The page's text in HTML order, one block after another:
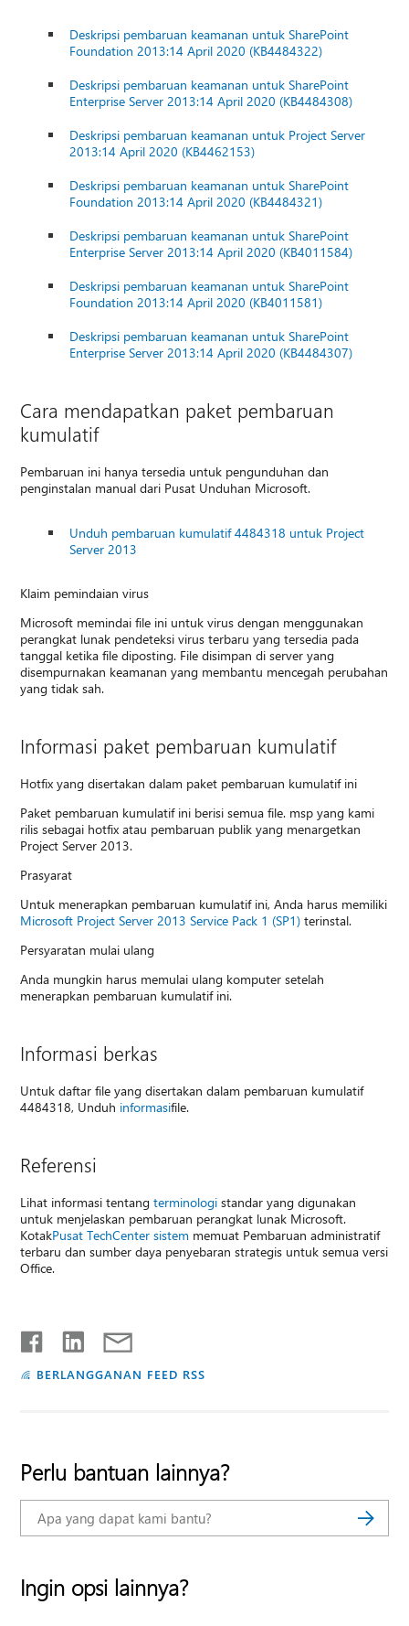
Deskripsi pembaruan keamanan untuk SharePoint
Foundation 2013:14 April 2020 (KB4484322)
Deskripsi pembaruan keamanan untuk SharePoint
Enterprise Server 2013:14 April 2020 (KB4484308)
Deskripsi pembaruan keamanan untuk Project Server
2013:14 April 2020 (KB4462153)
Deskripsi pembaruan keamanan untuk SharePoint
Foundation 2013:14 April 2020 (KB4484321)
Deskripsi pembaruan keamanan untuk SharePoint
Enterprise Server 2013:14 April 2020 (KB4011584)
Deskripsi pembaruan keamanan untuk SharePoint
Foundation 2013:14 April 2020 (KB4011581)
Deskripsi pembaruan keamanan untuk SharePoint
Enterprise Server 2013:14 April 2020 (KB4484307)
Cara mendapatkan paket pembaruan
kumulatif
Pembaruan ini hanya tersedia untuk pengunduhan dan
penginstalan manual dari Pusat Unduhan Microsoft.
Unduh pembaruan kumulatif 4484318 untuk Project
Server 2013
Klaim pemindaian virus
Microsoft memindai file ini untuk virus dengan menggunakan
perangkat lunak pendeteksi virus terbaru yang tersedia pada
tanggal ketika file diposting. File disimpan di server yang
disempurnakan keamanan yang membantu mencegah perubahan
yang tidak sah.
Informasi paket pembaruan kumulatif
Hotfix yang disertakan dalam paket pembaruan kumulatif ini
Paket pembaruan kumulatif ini berisi semua file. msp yang kami
rilis sebagai hotfix atau pembaruan publik yang menargetkan
Project Server 2013.
Prasyarat
Untuk menerapkan pembaruan kumulatif ini, Anda harus memiliki
Microsoft Project Server 2013 Service Pack 1 (SP1) terinstal.
Persyaratan mulai ulang
Anda mungkin harus memulai ulang komputer setelah
menerapkan pembaruan kumulatif ini.
Informasi berkas
Untuk daftar file yang disertakan dalam pembaruan kumulatif
4484318, Unduh informasifile.
Referensi
Lihat informasi tentangterminologi standar yang digunakan
untuk menjelaskan pembaruan perangkat lunak Microsoft.
KotakPusat TechCenter sistem memuat Pembaruan administratif
terbaru dan sumber daya penyebaran strategis untuk semua versi
Office.
BERLANGGANAN FEED RSS
Perlu bantuan lainnya?
Ingin opsi lainnya?